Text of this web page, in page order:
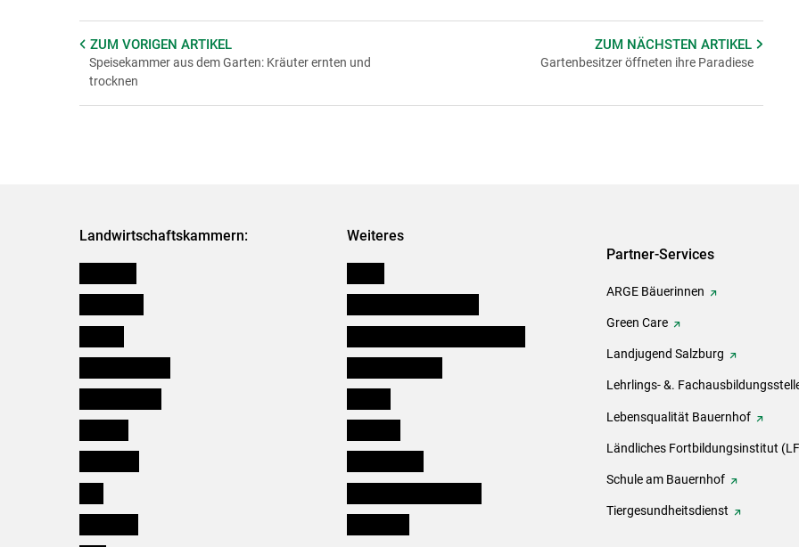
ZUM VORIGEN ARTIKEL
Speisekammer aus dem Garten: Kräuter ernten und
trocknen
ZUM NÄCHSTENARTIKEL
Gartenbesitzer öffneten ihre Paradiese
Landwirtschaftskammern: Weiteres
Partner-Services
ARGE Bäuerinnen
Green Care
Landjugend Salzburg
Lehrlings- &.
Lebensqualität Bauernhof
Ländliches Fortbildungsinstitut
Schule am Bauernhof
Tiergesundheitsdienst